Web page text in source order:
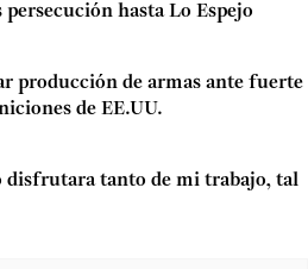
hasta Lo Espejo
producción de armas ante fuerte
de EE.UU.
disfrutara tanto de mi trabajo, tal